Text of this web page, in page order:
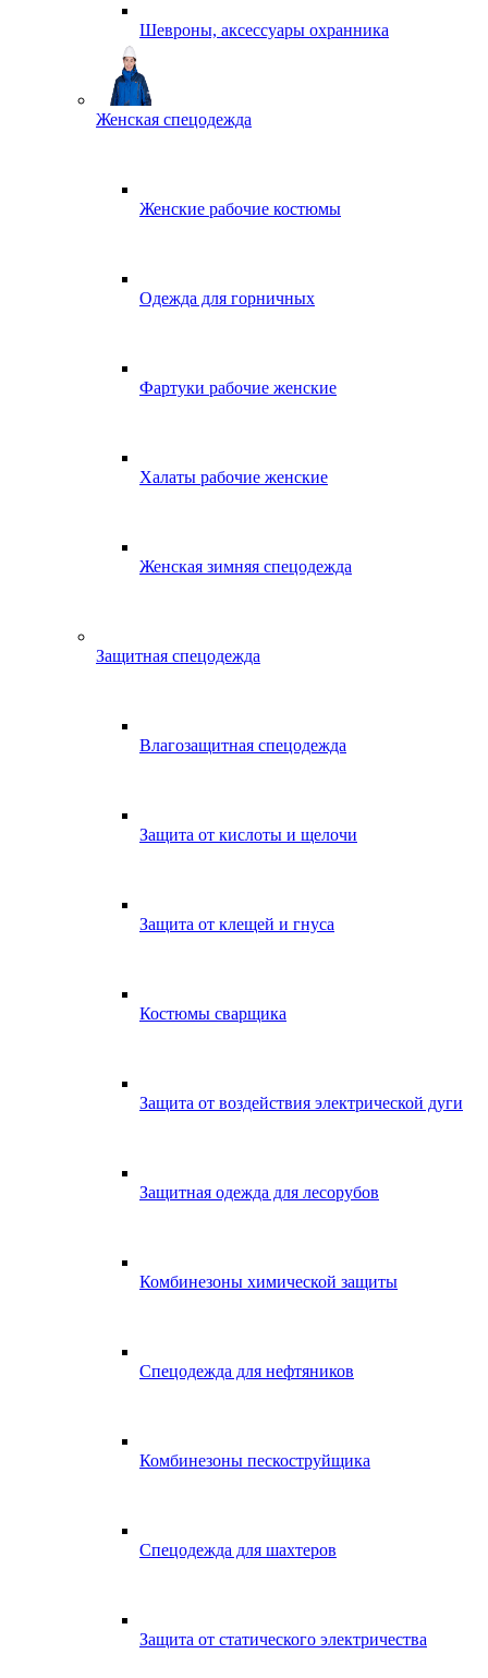
Шевроны, аксессуары охранника
Женская спецодежда
Женские рабочие костюмы
Одежда для горничных
Фартуки рабочие женские
Халаты рабочие женские
Женская зимняя спецодежда
Защитная спецодежда
Влагозащитная спецодежда
Защита от кислоты и щелочи
Защита от клещей и гнуса
Костюмы сварщика
Защита от воздействия электрической дуги
Защитная одежда для лесорубов
Комбинезоны химической защиты
Спецодежда для нефтяников
Комбинезоны пескоструйщика
Спецодежда для шахтеров
Защита от статического электричества